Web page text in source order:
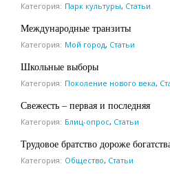
Категория: Парк культуры, Статьи
Международные транзиты
Категория: Мой город, Статьи
Школьные выборы
Категория: Поколение нового века,
Свежесть – первая и последняя
Категория: Блиц-опрос, Статьи
Трудовое братство дороже
Категория: Общество, Статьи